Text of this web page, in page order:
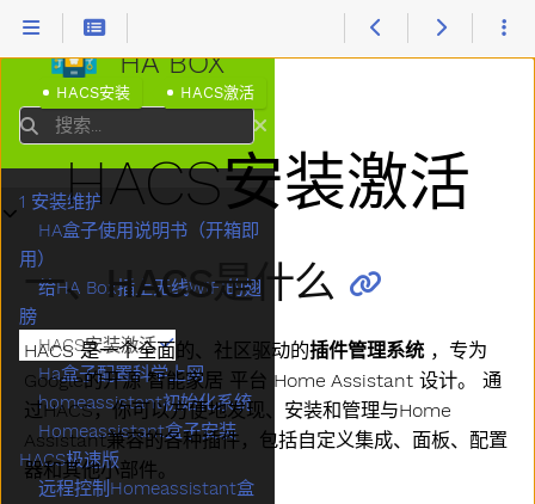
HACS安装 HACS激活
HACS安装激活
一、HACS是什么
HACS 是一个全面的、社区驱动的插件管理系统，专为
Google的开源 智能家居 平台 Home Assistant 设计。 通
过HACS，你可以方便地发现、安装和管理与Home
Assistant兼容的各种插件，包括自定义集成、面板、配置
器和其他小部件。
HA BOX
搜索
子菜单1 安装维护
1 安装维护
HA盒子使用说明书（开箱即
用）
给HA Box插上无线WIFI的翅
膀
HACS安装激活
Ha盒子配置科学上网
homeassistant初始化系统
Homeassistant盒子安装
HACS极速版
远程控制Homeassistant盒